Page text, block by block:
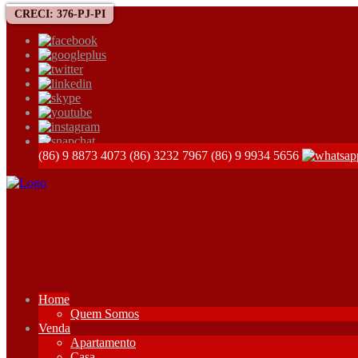
CRECI: 376-PJ-PI
(86) 9 8873 4073 (86) 3232 7967 (86) 9 9934 5656
Home
Quem Somos
Venda
Apartamento